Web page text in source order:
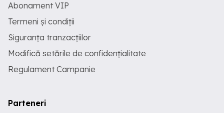
Abonament VIP
Termeni și condiții
Siguranța tranzacțiilor
Modifică setările de confidențialitate
Regulament Campanie
Parteneri